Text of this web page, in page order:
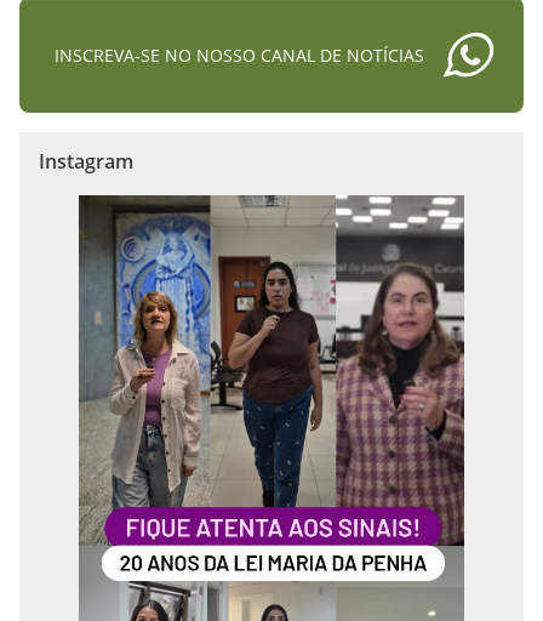
INSCREVA-SE NO NOSSO CANAL DE NOTÍCIAS
Instagram